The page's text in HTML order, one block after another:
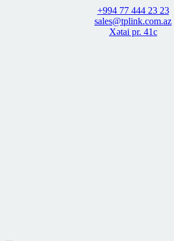
+994 77 444 23 23
sales@tplink.com.az
Xətai pr. 41c